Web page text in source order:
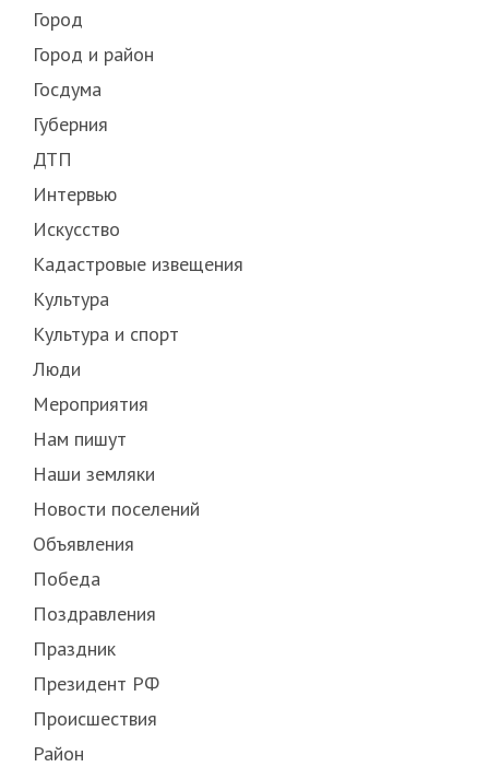
Город
Город и район
Госдума
Губерния
ДТП
Интервью
Искусство
Кадастровые извещения
Культура
Культура и спорт
Люди
Мероприятия
Нам пишут
Наши земляки
Новости поселений
Объявления
Победа
Поздравления
Праздник
Президент РФ
Происшествия
Район